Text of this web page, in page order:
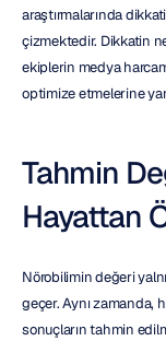
araştırmalarında
çizmektedir. Dikkatin
ekiplerin medya
optimize etmelerine
Tahmin
Hayattan
Nörobilimin değeri
geçer. Aynı zamanda,
sonuçların tahmin